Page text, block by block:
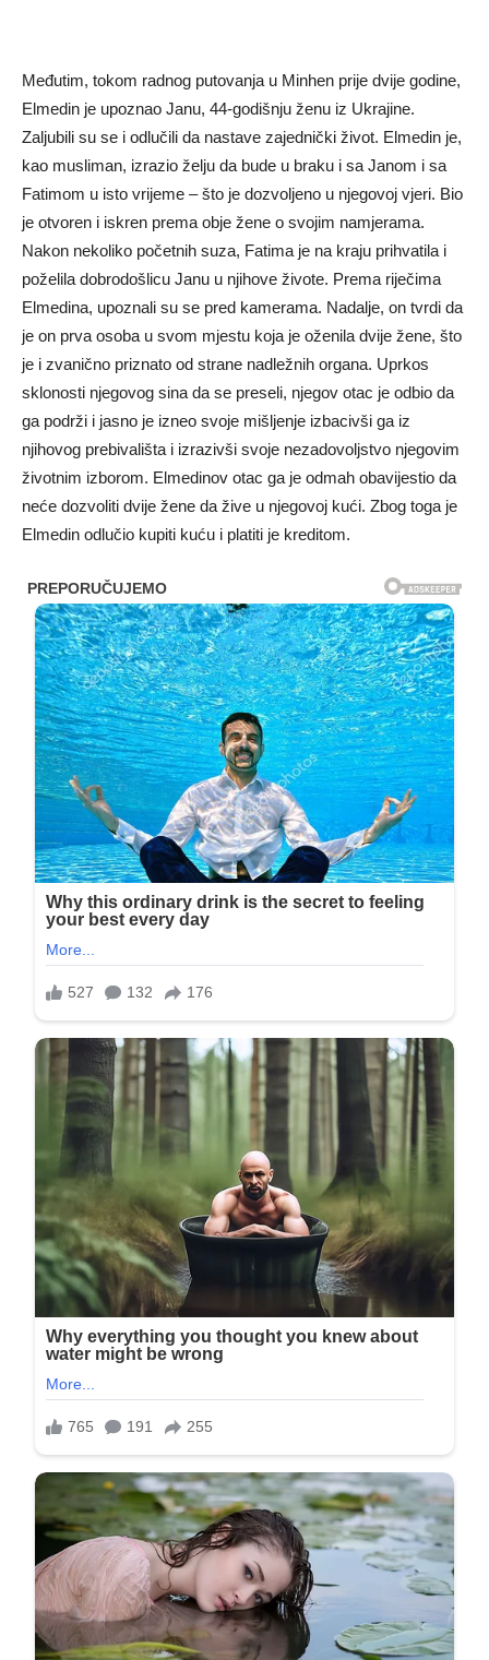
Međutim, tokom radnog putovanja u Minhen prije dvije godine,
Elmedin je upoznao Janu, 44-godišnju ženu iz Ukrajine.
Zaljubili su se i odlučili da nastave zajednički život. Elmedin je,
kao musliman, izrazio želju da bude u braku i sa Janom i sa
Fatimom u isto vrijeme – što je dozvoljeno u njegovoj vjeri. Bio
je otvoren i iskren prema obje žene o svojim namjerama.
Nakon nekoliko početnih suza, Fatima je na kraju prihvatila i
poželila dobrodošlicu Janu u njihove živote. Prema riječima
Elmedina, upoznali su se pred kamerama. Nadalje, on tvrdi da
je on prva osoba u svom mjestu koja je oženila dvije žene, što
je i zvanično priznato od strane nadležnih organa. Uprkos
sklonosti njegovog sina da se preseli, njegov otac je odbio da
ga podrži i jasno je izneo svoje mišljenje izbacivši ga iz
njihovog prebivališta i izrazivši svoje nezadovoljstvo njegovim
životnim izborom. Elmedinov otac ga je odmah obavijestio da
neće dozvoliti dvije žene da žive u njegovoj kući. Zbog toga je
Elmedin odlučio kupiti kuću i platiti je kreditom.